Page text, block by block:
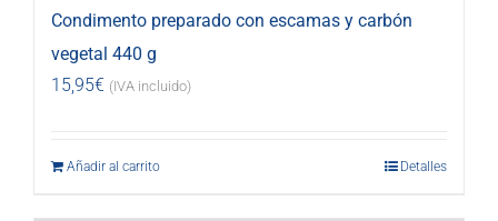
Condimento preparado con escamas y carbón
vegetal 440 g
15,95€ (IVA incluido)
Añadir al carrito Detalles